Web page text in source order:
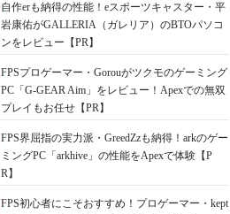
自作erも納得の性能！eスポーツキャスター・平
岩康佑がGALLERIA（ガレリア）のBTOパソコ
ンをレビュー【PR】
FPSプロゲーマー・Gorouがツクモのゲーミング
PC「G-GEAR Aim」をレビュー！Apexでの無双
プレイもお任せ【PR】
FPS界屈指の実力派・GreedZzも納得！arkのゲー
ミングPC「arkhive」の性能をApexで体験【P
R】
FPS初心者にこそおすすめ！プロゲーマー・kept